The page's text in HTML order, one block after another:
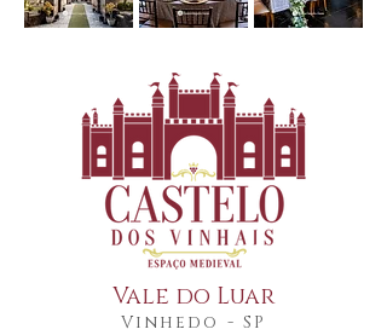
Vale do Luar
Vinhedo - SP